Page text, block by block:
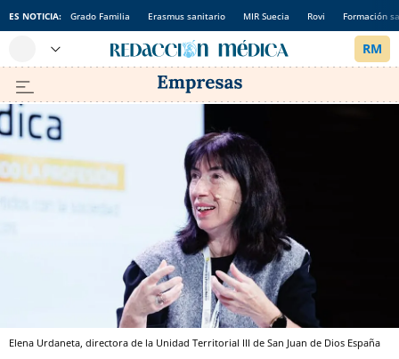
ES NOTICIA: Grado Familia Erasmus sanitario MIR Suecia Rovi Formación
Elena Urdaneta, directora de la Unidad Territorial III de San Juan de Dios España